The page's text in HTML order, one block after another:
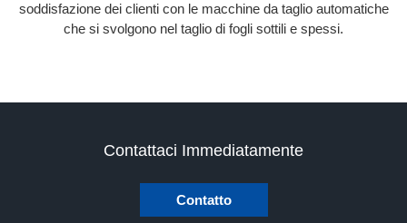
soddisfazione dei clienti con le macchine da taglio automatiche
che si svolgono nel taglio di fogli sottili e spessi.
Contattaci Immediatamente
Contatto